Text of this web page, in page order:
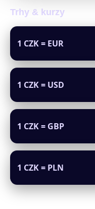
Trhy & kurzy
1 CZK = EUR
1 CZK = USD
1 CZK = GBP
1 CZK = PLN